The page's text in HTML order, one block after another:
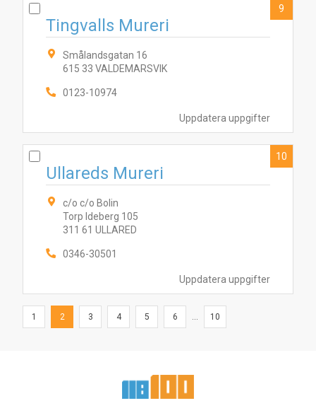
Uppdatera uppgifter
Tingvalls Mureri
Smålandsgatan 16
615 33 VALDEMARSVIK
0123-10974
9
Uppdatera uppgifter
Ullareds Mureri
c/o c/o Bolin
Torp Ideberg 105
311 61 ULLARED
0346-30501
10
1 2 3 4 5 6 ... 10